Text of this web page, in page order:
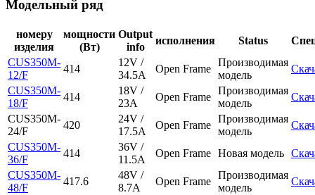
Модельный ряд
номеру
изделия
мощности
(Вт)
Output
info
исполнения Status
CUS350M-
12/F
414
12V /
34.5A
Open Frame
Производимая
модель
CUS350M-
18/F
414
18V /
23A
Open Frame
Производимая
модель
CUS350M-
24/F
420
24V /
17.5A
Open Frame
Производимая
модель
CUS350M-
36/F
414
36V /
11.5A
Open Frame Новая модель
CUS350M-
48/F
417.6
48V /
8.7A
Open Frame
Производимая
модель